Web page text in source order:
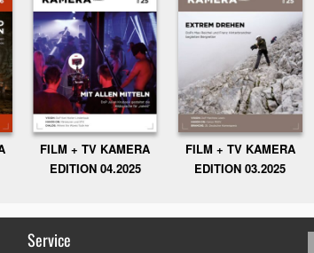
FILM + TV KAMERA
EDITION 04.2025
FILM + TV KAMERA
EDITION 03.2025
Service